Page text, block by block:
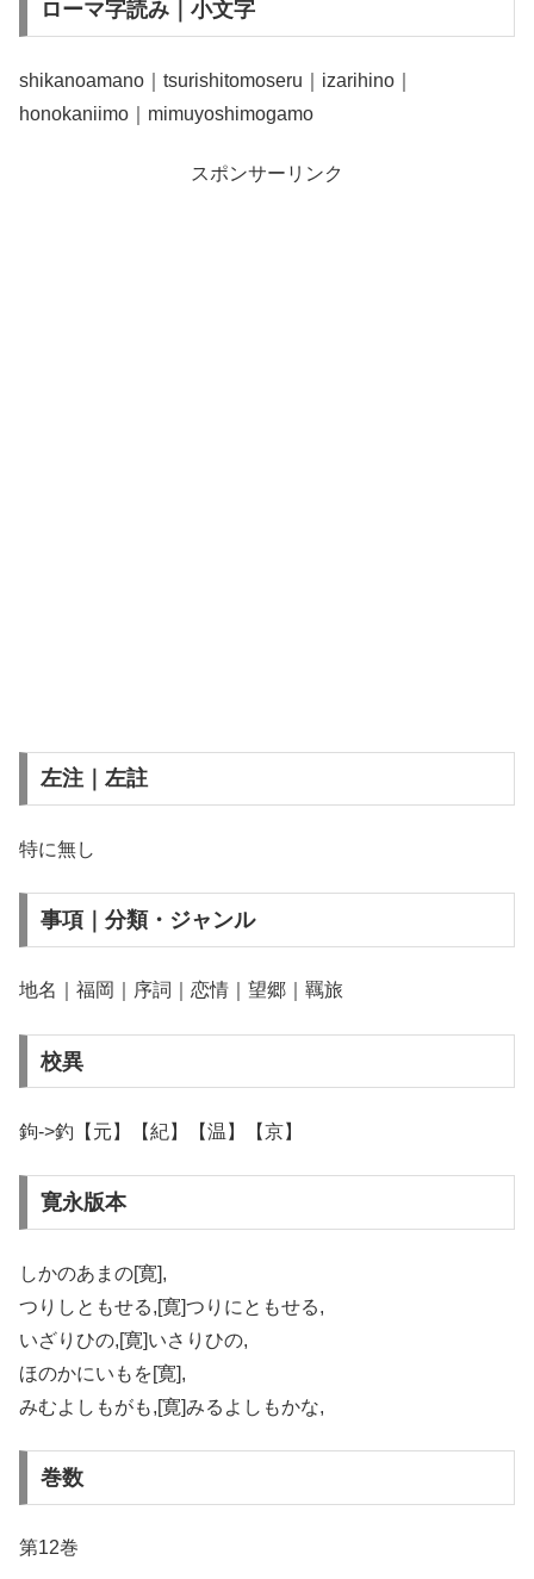
ローマ字読み｜小文字
shikanoamano｜tsurishitomoseru｜izarihino｜
honokaniimo｜mimuyoshimogamo
スポンサーリンク
左注｜左註
特に無し
事項｜分類・ジャンル
地名｜福岡｜序詞｜恋情｜望郷｜羈旅
校異
鉤->釣【元】【紀】【温】【京】
寛永版本
しかのあまの[寛],
つりしともせる,[寛]つりにともせる,
いざりひの,[寛]いさりひの,
ほのかにいもを[寛],
みむよしもがも,[寛]みるよしもかな,
巻数
第12巻